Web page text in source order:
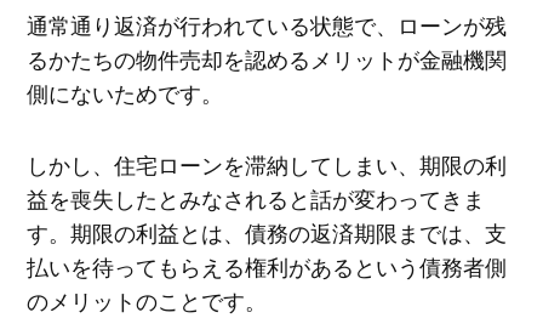
通常通り返済が行われている状態で、ローンが残
るかたちの物件売却を認めるメリットが金融機関
側にないためです。
しかし、住宅ローンを滞納してしまい、期限の利
益を喪失したとみなされると話が変わってきま
す。期限の利益とは、債務の返済期限までは、支
払いを待ってもらえる権利があるという債務者側
のメリットのことです。